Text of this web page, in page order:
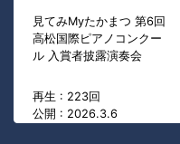
見てみMyたかまつ 第6回
高松国際ピアノコンクー
ル 入賞者披露演奏会
再生 : 223回
公開 : 2026.3.6